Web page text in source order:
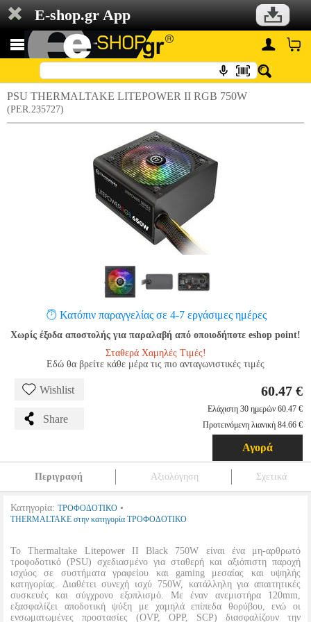
E-shop.gr App
PSU THERMALTAKE LITEPOWER II RGB 750W
(PER.235727)
Κατόπιν παραγγελίας σε 4-7 εργάσιμες ημέρες
Χωρίς έξοδα αποστολής για παραλαβή από οποιοδήποτε eshop point!
Σταθερά Χαμηλές Τιμές!
Εδώ θα βρείτε κάθε μέρα τις πιο ανταγωνιστικές τιμές
Wishlist
Share
60.47 €
Ελάχιστη 30 ημερών 60.47 €
Προτεινόμενη λιανική 84.66 €
Αγορά
Περιγραφή Αξιολόγηση Σχετικά
Κατηγορία: ΤΡΟΦΟΔΟΤΙΚΟ •
THERMALTAKE στην κατηγορία ΤΡΟΦΟΔΟΤΙΚΟ
Το Thermaltake Litepower II Black 750W είναι ένα μη-αρθρωτό
τροφοδοτικό (PSU) σχεδιασμένο για σταθερή και αξιόπιστη παροχή
ισχύος σε συστήματα γραφείου και gaming μεσαίας και υψηλής
κατηγορίας. Διαθέτει συνεχή ισχύ 750W, κατάλληλη για απαιτητικές
συσκευές και σύγχρονο εξοπλισμό. Με έναν ανεμιστήρα 120mm,
εξασφαλίζει αποδοτική ψύξη με χαμηλά επίπεδα θορύβου, ενώ οι
ενσωματωμένες προστασίες (OVP, OPP, SCP) διασφαλίζουν την